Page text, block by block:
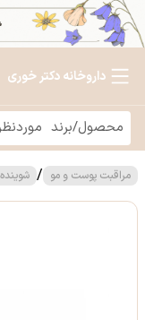
داروخانه دکتر خوری
مراقبت پوست و مو /